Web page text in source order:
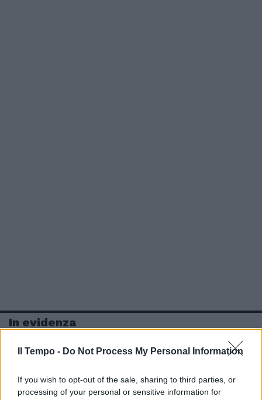
Il Tempo - Do Not Process My Personal Information
If you wish to opt-out of the sale, sharing to third parties, or
processing of your personal or sensitive information for
In evidenza